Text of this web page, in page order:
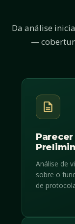
Da análise
—
Análise de
sobre o
de